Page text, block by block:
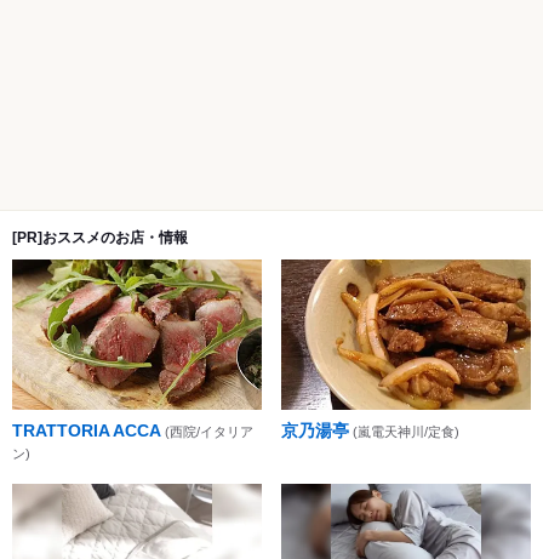
[PR]おススメのお店・情報
TRATTORIA ACCA (西院/イタリア
ン)
京乃湯亭 (嵐電天神川/定食)